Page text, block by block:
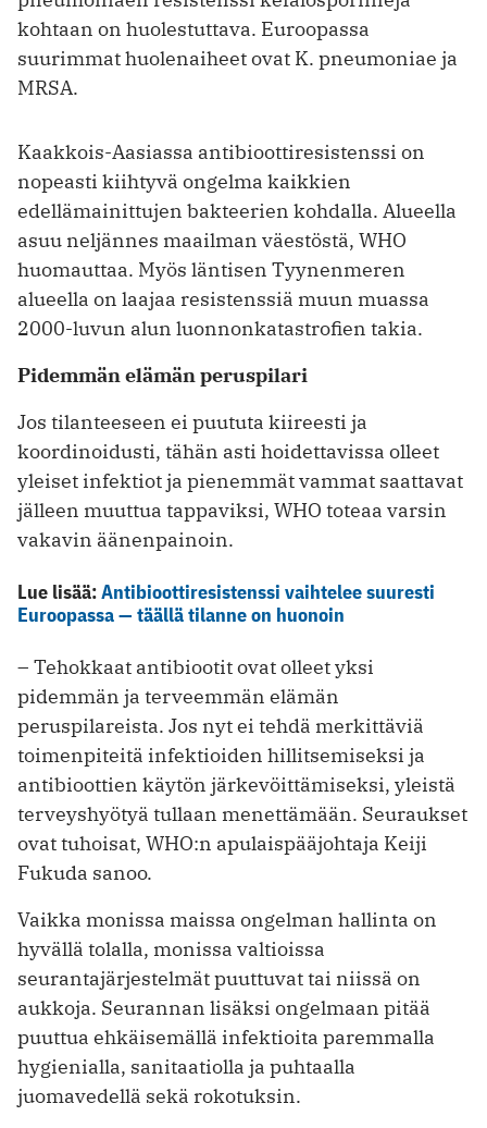
kohtaan on huolestuttava. Euroopassa
suurimmat huolenaiheet ovat K. pneumoniae ja
MRSA.
Kaakkois-Aasiassa antibioottiresistenssi on
nopeasti kiihtyvä ongelma kaikkien
edellämainittujen bakteerien kohdalla. Alueella
asuu neljännes maailman väestöstä, WHO
huomauttaa. Myös läntisen Tyynenmeren
alueella on laajaa resistenssiä muun muassa
2000-luvun alun luonnonkatastrofien takia.
Pidemmän elämän peruspilari
Jos tilanteeseen ei puututa kiireesti ja
koordinoidusti, tähän asti hoidettavissa olleet
yleiset infektiot ja pienemmät vammat saattavat
jälleen muuttua tappaviksi, WHO toteaa varsin
vakavin äänenpainoin.
Lue lisää:Antibioottiresistenssi vaihtelee suuresti
Euroopassa — täällä tilanne on huonoin
– Tehokkaat antibiootit ovat olleet yksi
pidemmän ja terveemmän elämän
peruspilareista. Jos nyt ei tehdä merkittäviä
toimenpiteitä infektioiden hillitsemiseksi ja
antibioottien käytön järkevöittämiseksi, yleistä
terveyshyötyä tullaan menettämään. Seuraukset
ovat tuhoisat, WHO:n apulaispääjohtaja Keiji
Fukuda sanoo.
Vaikka monissa maissa ongelman hallinta on
hyvällä tolalla, monissa valtioissa
seurantajärjestelmät puuttuvat tai niissä on
aukkoja. Seurannan lisäksi ongelmaan pitää
puuttua ehkäisemällä infektioita paremmalla
hygienialla, sanitaatiolla ja puhtaalla
juomavedellä sekä rokotuksin.